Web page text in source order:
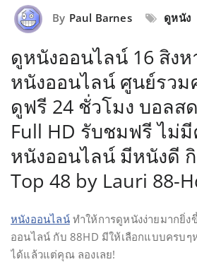
By Paul Barnes ดูหนัง
ดูหนังออนไลน์ 16 สิง
หนังออนไลน์ ศูนย์รวม
ดูฟรี 24 ชั่วโมง บอลส
Full HD รับชมฟรี ไม่
หนังออนไลน์ มีหนังดี
Top 48 by Lauri 88-
หนังออนไลน์ทำให้การดูหนังง่ายมากยิ่ง
ออนไลน์ กับ 88HD มีให้เลือกแบบครบๆ
ได้แล้วแต่คุณ ลองเลย!